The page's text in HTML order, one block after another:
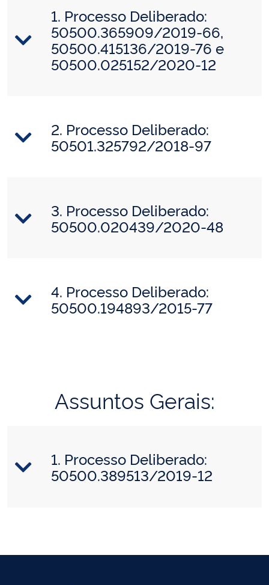
1. Processo Deliberado:
50500.365909/2019-66,
50500.415136/2019-76 e
50500.025152/2020-12
2. Processo Deliberado:
50501.325792/2018-97
3. Processo Deliberado:
50500.020439/2020-48
4. Processo Deliberado:
50500.194893/2015-77
Assuntos Gerais:
1. Processo Deliberado:
50500.389513/2019-12